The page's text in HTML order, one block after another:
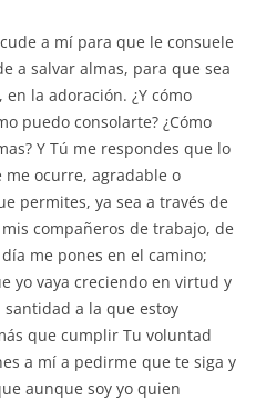
a mí para que le consuele
a salvar almas, para que sea
la adoración. ¿Y cómo
puedo consolarte? ¿Cómo
Y Tú me respondes que lo
me ocurre, agradable o
permites, ya sea a través de
compañeros de trabajo, de
me pones en el camino;
yo vaya creciendo en virtud y
a la que estoy
que cumplir Tu voluntad
a mí a pedirme que te siga y
aunque soy yo quien